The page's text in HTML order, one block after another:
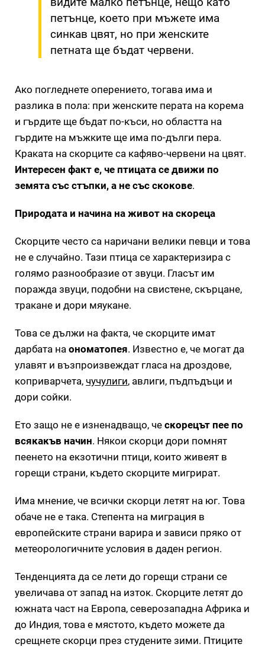
петънце, което при мъжете има
синкав цвят, но при женските
петната ще бъдат червени.
Ако погледнете оперението, тогава има и
разлика в пола: при женските перата на корема
и гърдите ще бъдат по-къси, но областта на
гърдите на мъжките ще има по-дълги пера.
Краката на скорците са кафяво-червени на цвят.
Интересен факт е, че птицата се движи по
земята със стъпки, а не със скокове.
Природата и начина на живот на скореца
Скорците често са наричани велики певци и това
не е случайно. Тази птица се характеризира с
голямо разнообразие от звуци. Гласът им
поражда звуци, подобни на свистене, скърцане,
тракане и дори мяукане.
Това се дължи на факта, че скорците имат
дарбата на ономатопея. Известно е, че могат да
улавят и възпроизвеждат гласа на дроздове,
коприварчета, чучулиги, авлиги, пъдпъдъци и
дори сойки.
Ето защо не е изненадващо, че скорецът пее по
всякакъв начин. Някои скорци дори помнят
пеенето на екзотични птици, които живеят в
горещи страни, където скорците мигрират.
Има мнение, че всички скорци летят на юг. Това
обаче не е така. Степента на миграция в
европейските страни варира и зависи пряко от
метеорологичните условия в даден регион.
Тенденцията да се лети до горещи страни се
увеличава от запад на изток. Скорците летят до
южната част на Европа, северозападна Африка и
до Индия, това е мястото, където можете да
срещнете скорци през студените зими. Птиците